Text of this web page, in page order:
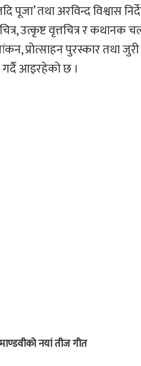
पूजा’ तथा अरविन्द विश्वास
उत्कृष्ट वृत्तचित्र र कथानक
प्रोत्साहन पुरस्कार तथा
गर्दै आइरहेको छ ।
माण्डवीको नयां तीज गीत